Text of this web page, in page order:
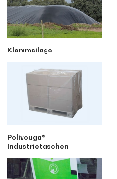
Klemmsilage
Polivouga®
Industrietaschen